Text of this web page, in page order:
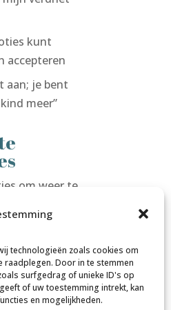
technologieën zoals cookies om
Door in te stemmen
surfgedrag of unieke ID's op
of uw toestemming intrekt, kan
en mogelijkheden.
kunt
accepteren
aan; je bent
meer”
om weer te